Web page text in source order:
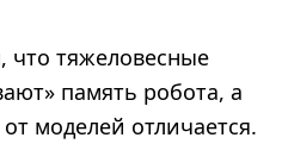
что тяжеловесные
память робота, а
моделей отличается.